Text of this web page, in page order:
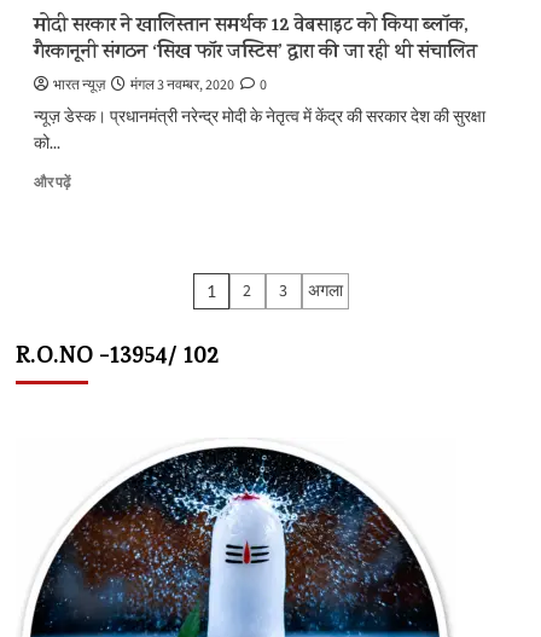
धरना
के
बारे
में
और
मोदी सरकार ने खालिस्तान समर्थक 12 वेबसाइट को किया ब्लॉक,
गैरकानूनी संगठन ‘सिख फॉर जस्टिस’ द्वारा की जा रही थी संचालित
भारत न्यूज़ मंगल 3 नवम्बर, 2020
0
न्यूज़ डेस्क। प्रधानमंत्री नरेन्द्र मोदी के नेतृत्व में केंद्र की सरकार देश की सुरक्षा
को...
और पढ़ेंमोदी
किया
ब्लॉक,
जस्टिस’
द्वारा
की
जा
रही
थी
Posts
pagination
1 2 3 अगला
R.O.NO -13954/ 102